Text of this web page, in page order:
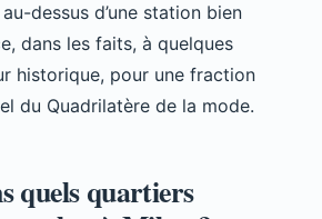
dessus d’une station bien
dans les faits, à quelques
historique, pour une fraction
du Quadrilatère de la mode.
quels quartiers